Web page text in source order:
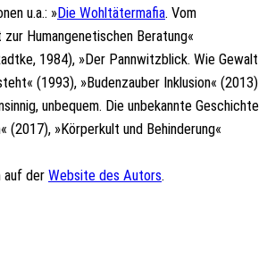
u.a.: »Die Wohltätermafia. Vom
Humangenetischen Beratung«
1984), »Der Pannwitzblick. Wie Gewalt
(1993), »Budenzauber Inklusion« (2013)
unbequem. Die unbekannte Geschichte
(2017), »Körperkult und Behinderung«
auf der Website des Autors.